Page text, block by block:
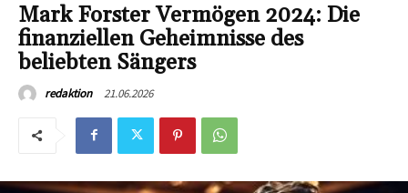
Mark Forster Vermögen 2024: Die
finanziellen Geheimnisse des
beliebten Sängers
redaktion 21.06.2026